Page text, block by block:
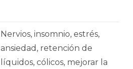
Nervios, insomnio, estrés,
ansiedad, retención de
líquidos, cólicos, mejorar la